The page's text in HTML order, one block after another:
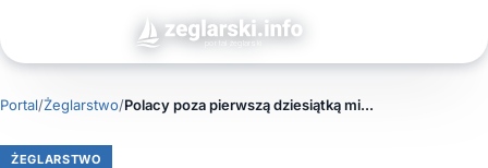
Portal/Żeglarstwo/ Polacy poza pierwszą dziesiątką mistrzostw Europy klasy iQFOiL
ŻEGLARSTWO